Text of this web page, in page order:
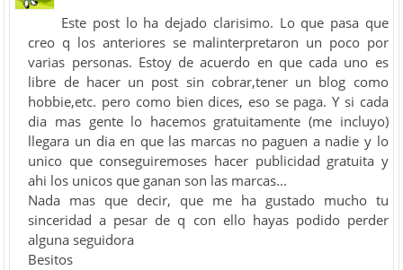
Este post lo ha dejado clarisimo. Lo que pasa que
creo q los anteriores se malinterpretaron un poco por
varias personas. Estoy de acuerdo en que cada uno es
libre de hacer un post sin cobrar,tener un blog como
hobbie,etc. pero como bien dices, eso se paga. Y si cada
dia mas gente lo hacemos gratuitamente (me incluyo)
llegara un dia en que las marcas no paguen a nadie y lo
unico que conseguiremoses hacer publicidad gratuita y
ahi los unicos que ganan son las marcas...
Nada mas que decir, que me ha gustado mucho tu
sinceridad a pesar de q con ello hayas podido perder
alguna seguidora
Besitos